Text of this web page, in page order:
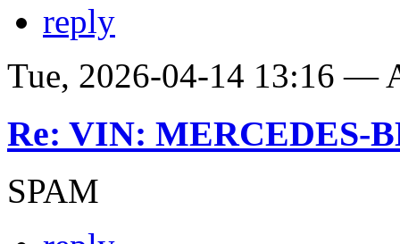
reply
Tue, 2026-04-14 13:16 —
Re: VIN: MERCEDES-
SPAM